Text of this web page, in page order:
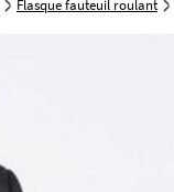
Flasque fauteuil roulant